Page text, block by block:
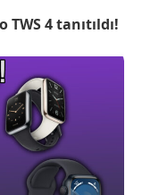
4 tanıtıldı!